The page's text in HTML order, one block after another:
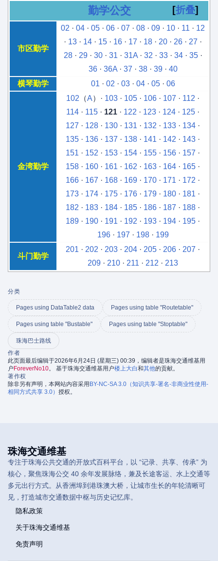
折叠
勤学公交
市区勤学
02 · 04 · 05 · 06 · 07 · 08 · 09 · 10 · 11 · 12
· 13 · 14 · 15 · 16 · 17 · 18 · 20 · 26 · 27 ·
28· 29· 30· 31 · 31A· 32 · 33· 34· 35·
36· 36A· 37 · 38· 39· 40
横琴勤学
01 · 02 · 03· 04· 05· 06
金湾勤学
102 （A）· 103 · 105 · 106 · 107 · 112 ·
114 · 115 · 121 · 122 · 123 · 124 · 125 ·
127 · 128 · 130 · 131 · 132 · 133 · 134 ·
135 · 136 · 137 · 138 · 141 · 142 · 143 ·
151 · 152 · 153 · 154 · 155 · 156 · 157 ·
158 · 160 · 161 · 162 · 163 · 164 · 165 ·
166 · 167 · 168 · 169 · 170 · 171 · 172 ·
173 · 174 · 175 · 176 · 179 · 180 · 181 ·
182 · 183 · 184 · 185 · 186 · 187 · 188 ·
189 · 190 · 191 · 192 · 193 · 194 · 195 ·
196· 197 · 198· 199
斗门勤学
201 · 202 · 203 · 204 · 205 · 206 · 207 ·
209 · 210 · 211 · 212 · 213
分类
Pages using DataTable2 data Pages using table "Routetable"
Pages using table "Bustable" Pages using table "Stoptable"
珠海巴士路线
作者
此页面最后编辑于2026年6月24日 (星期三) 00:39，编辑者是珠海交通维基用
户ForeverNo10。 基于珠海交通维基用户楼上大白和其他的贡献。
著作权
除非另有声明，本网站内容采用BY-NC-SA 3.0（知识共享-署名-非商业性使用-
相同方式共享 3.0） 授权。
珠海交通维基
专注于珠海公共交通的开放式百科平台，以 “记录、共享、传承” 为
核心，聚焦珠海公交 40 余年发展脉络，兼及长途客运、水上交通等
多元出行方式。从香洲埠到港珠澳大桥，让城市生长的年轮清晰可
见，打造城市交通数据中枢与历史记忆库。
隐私政策
关于珠海交通维基
免责声明